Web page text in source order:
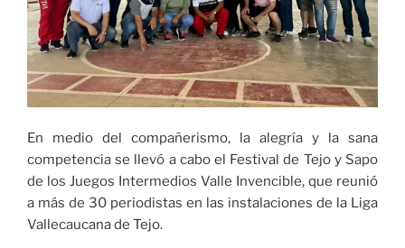
En medio del compañerismo, la alegría y la sana
competencia se llevó a cabo el Festival de Tejo y Sapo
de los Juegos Intermedios Valle Invencible, que reunió
a más de 30 periodistas en las instalaciones de la Liga
Vallecaucana de Tejo.